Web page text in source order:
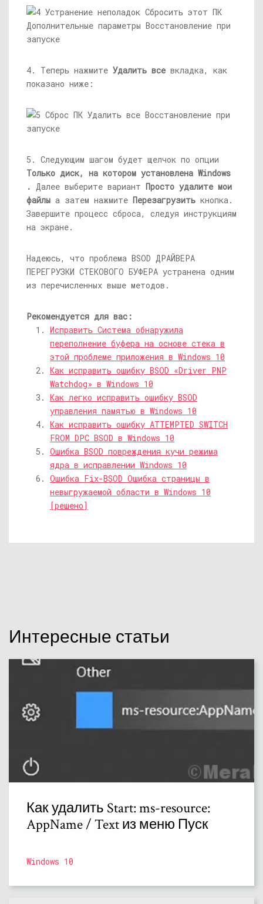
4. Теперь нажмите Удалить все вкладка, как
показано ниже:
5. Следующим шагом будет щелчок по опции
Только диск, на котором установлена ​​Windows
. Далее выберите вариант Просто удалите мои
файлы а затем нажмите Перезагрузить кнопка.
Завершите процесс сброса, следуя инструкциям
на экране.
Надеюсь, что проблема BSOD ДРАЙВЕРА
ПЕРЕГРУЗКИ СТЕКОВОГО БУФЕРА устранена одним
из перечисленных выше методов.
Рекомендуется для вас:
Исправить Система обнаружила
переполнение буфера на основе стека в
этой проблеме приложения в Windows 10
Как исправить ошибку BSOD «Driver PNP
Watchdog» в Windows 10
Как легко исправить ошибку BSOD
управления памятью в Windows 10
Как исправить ошибку ATTEMPTED SWITCH
FROM DPC BSOD в Windows 10
Ошибка BSOD повреждения кучи режима
ядра в исправлении Windows 10
Ошибка Fix-BSOD Ошибка страницы в
невыгружаемой области в Windows 10
[решено]
Интересные статьи
Как удалить Start: ms-resource:
AppName / Text из меню Пуск
Windows 10